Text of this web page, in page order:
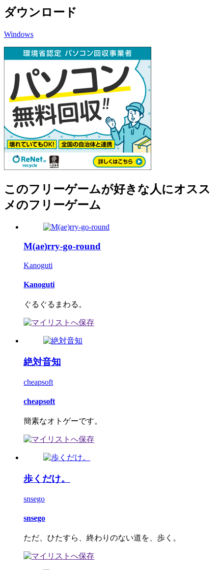
ダウンロード
Windows
このフリーゲームが好きな人にオスス
メのフリーゲーム
M(ae)rry-go-round
Kanoguti
Kanoguti
ぐるぐるまわる。
絶対音知
cheapsoft
cheapsoft
簡素なオトゲーです。
歩くだけ。
snsego
snsego
ただ、ひたすら、終わりのない道を、歩く。